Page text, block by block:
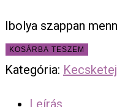
Ibolya szappan
KOSÁRBA TESZEM
Kategória:
Leírás